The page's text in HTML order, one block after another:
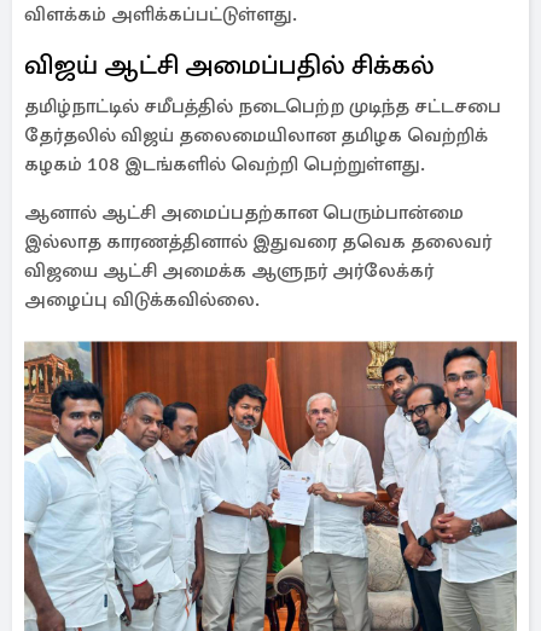
விளக்கம் அளிக்கப்பட்டுள்ளது.
விஜய் ஆட்சி அமைப்பதில் சிக்கல்
தமிழ்நாட்டில் சமீபத்தில் நடைபெற்ற முடிந்த சட்டசபை
தேர்தலில் விஜய் தலைமையிலான தமிழக வெற்றிக்
கழகம் 108 இடங்களில் வெற்றி பெற்றுள்ளது.
ஆனால் ஆட்சி அமைப்பதற்கான பெரும்பான்மை
இல்லாத காரணத்தினால் இதுவரை தவெக தலைவர்
விஜயை ஆட்சி அமைக்க ஆளுநர் அர்லேக்கர்
அழைப்பு விடுக்கவில்லை.